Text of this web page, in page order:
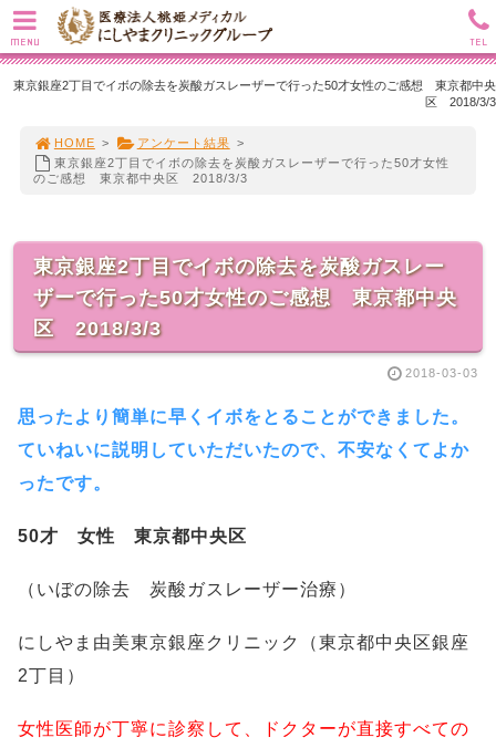
東京銀座2丁目でイボの除去を炭酸ガスレーザーで行った50才女性のご感想 東京都中央
区 2018/3/3
HOME > アンケート結果 >
東京銀座2丁目でイボの除去を炭酸ガスレーザーで行った50才女性
のご感想 東京都中央区 2018/3/3
東京銀座2丁目でイボの除去を炭酸ガスレー
ザーで行った50才女性のご感想 東京都中央
区 2018/3/3
2018-03-03
思ったより簡単に早くイボをとることができました。
ていねいに説明していただいたので、不安なくてよか
ったです。
50才 女性 東京都中央区
（いぼの除去 炭酸ガスレーザー治療）
にしやま由美東京銀座クリニック（東京都中央区銀座
2丁目）
女性医師が丁寧に診察して、ドクターが直接すべての
MENU TEL